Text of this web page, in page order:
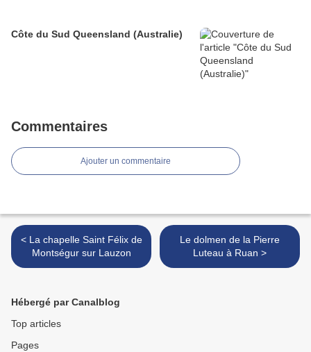
Côte du Sud Queensland (Australie)
Commentaires
Ajouter un commentaire
< La chapelle Saint Félix de
Montségur sur Lauzon
Le dolmen de la Pierre
Luteau à Ruan >
Hébergé par Canalblog
Top articles
Pages